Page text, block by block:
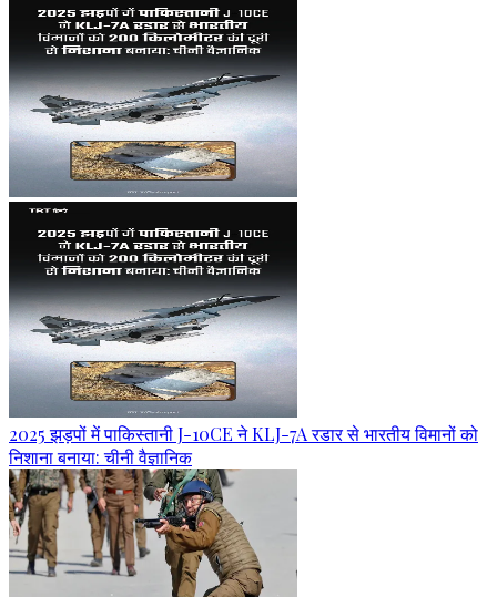
2025 झड़पों में पाकिस्तानी J-10CE ने KLJ-7A रडार से भारतीय विमानों को
निशाना बनाया: चीनी वैज्ञानिक